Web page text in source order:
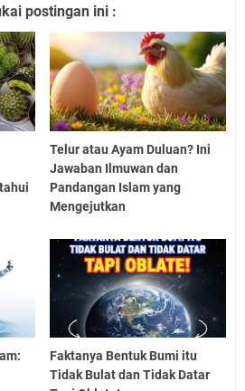
postingan ini :
Telur atau Ayam Duluan? Ini
Jawaban Ilmuwan dan
Pandangan Islam yang
Mengejutkan
Faktanya Bentuk Bumi itu
Tidak Bulat dan Tidak Datar